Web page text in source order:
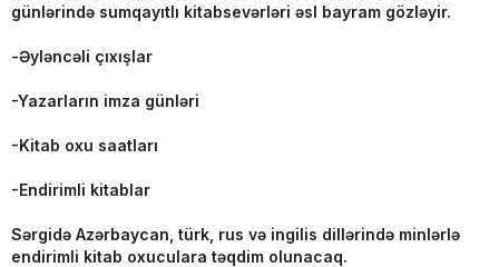
günlərində sumqayıtlı kitabsevərləri əsl bayram gözləyir.
-Əyləncəli çıxışlar
-Yazarların imza günləri
-Kitab oxu saatları
-Endirimli kitablar
Sərgidə Azərbaycan, türk, rus və ingilis dillərində minlərlə
endirimli kitab oxuculara təqdim olunacaq.